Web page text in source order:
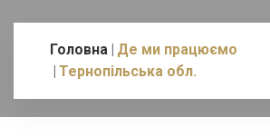
Головна Де ми працюємо
Тернопільська обл.